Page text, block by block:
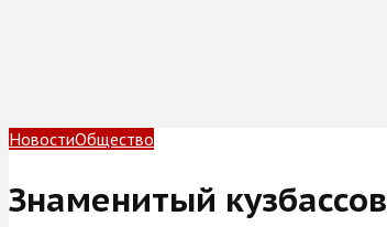
НовостиОбщество
Знаменитый